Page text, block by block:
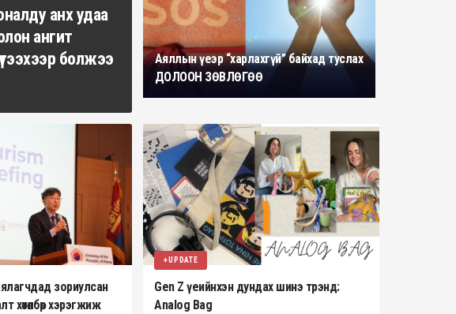
анх удаа
ангит
болжээ
Аяллын үеэр “харлахгүй” байхад туслах
ДОЛООН ЗӨВЛӨГӨӨ
зориулсан
хөтөлбөр хэрэгжиж
+UPDATE
Gen Z үеийнхэн дундах шинэ трэнд:
Analog Bag